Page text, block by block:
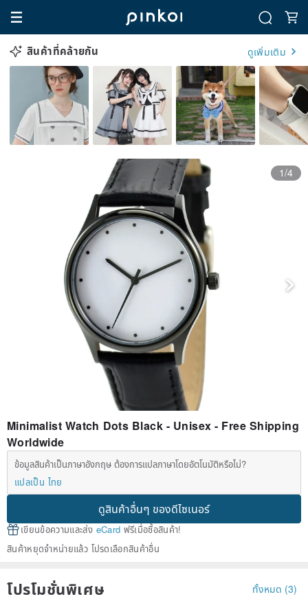
สินค้าที่คล้ายกัน ดูเพิ่มเติม
1/4
Minimalist Watch Dots Black - Unisex - Free Shipping
Worldwide
ข้อมูลสินค้าเป็นภาษาอังกฤษ ต้องการแปลภาษาโดยอัตโนมัติหรือไม่?
แปลเป็น ไทย
ดูสินค้าอื่นๆ ของดีไซเนอร์
เขียนข้อความและส่ง eCard ฟรีเมื่อซื้อสินค้า!
สินค้าหยุดจำหน่ายแล้ว โปรดเลือกสินค้าอื่น
โปรโมชั่นพิเศษ ทั้งหมด (3)